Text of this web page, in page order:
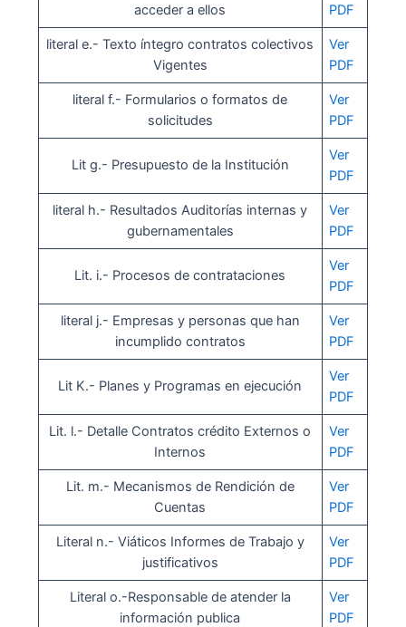
acceder a ellos
PDF
literal e.- Texto íntegro contratos colectivos
Vigentes
Ver
PDF
literal f.- Formularios o formatos de
solicitudes
Ver
PDF
Lit g.- Presupuesto de la Institución
Ver
PDF
literal h.- Resultados Auditorías internas y
gubernamentales
Ver
PDF
Lit. i.- Procesos de contrataciones
Ver
PDF
literal j.- Empresas y personas que han
incumplido contratos
Ver
PDF
Lit K.- Planes y Programas en ejecución
Ver
PDF
Lit. l.- Detalle Contratos crédito Externos o
Internos
Ver
PDF
Lit. m.- Mecanismos de Rendición de
Cuentas
Ver
PDF
Literal n.- Viáticos Informes de Trabajo y
justificativos
Ver
PDF
Literal o.-Responsable de atender la
información publica
Ver
PDF